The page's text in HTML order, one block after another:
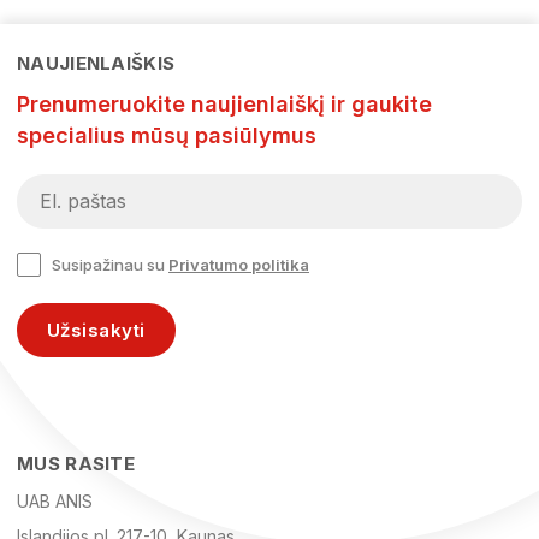
NAUJIENLAIŠKIS
Prenumeruokite naujienlaiškį ir gaukite
specialius mūsų pasiūlymus
Susipažinau su Privatumo politika
Užsisakyti
MUS RASITE
UAB ANIS